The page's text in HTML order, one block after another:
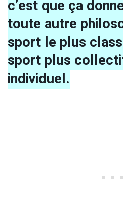
c’est que ça
toute autre
sport le plus
sport plus
individuel.